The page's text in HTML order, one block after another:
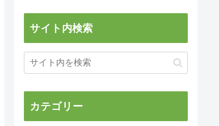
サイト内検索
カテゴリー